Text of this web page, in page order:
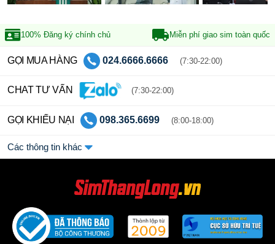
100% Đăng ký chính chủ Miễn phí giao sim toàn quốc
GỌI MUA HÀNG 024.6666.6666 (7:30-22:00)
CHAT TƯ VẤN (7:30-22:00)
GỌI KHIẾU NẠI 098.365.6699 (8:00-18:00)
Các thông tin khác